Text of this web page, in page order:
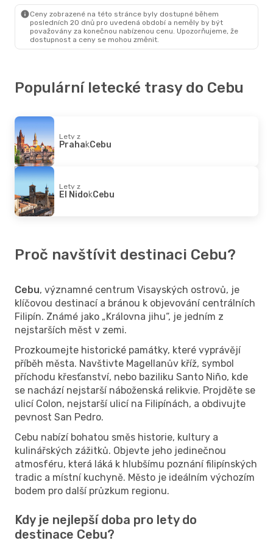
Ceny zobrazené na této stránce byly dostupné během
posledních 20 dnů pro uvedená období a neměly by být
považovány za konečnou nabízenou cenu. Upozorňujeme, že
dostupnost a ceny se mohou změnit.
Populární letecké trasy do Cebu
Lety z
PrahakCebu
Lety z
El NidokCebu
Proč navštívit destinaci Cebu?
Cebu, významné centrum Visayských ostrovů, je
klíčovou destinací a bránou k objevování centrálních
Filipín. Známé jako „Královna jihu“, je jedním z
nejstarších měst v zemi.
Prozkoumejte historické památky, které vyprávějí
příběh města. Navštivte Magellanův kříž, symbol
příchodu křesťanství, nebo baziliku Santo Niño, kde
se nachází nejstarší náboženská relikvie. Projděte se
ulicí Colon, nejstarší ulicí na Filipínách, a obdivujte
pevnost San Pedro.
Cebu nabízí bohatou směs historie, kultury a
kulinářských zážitků. Objevte jeho jedinečnou
atmosféru, která láká k hlubšímu poznání filipínských
tradic a místní kuchyně. Město je ideálním výchozím
bodem pro další průzkum regionu.
Kdy je nejlepší doba pro lety do
destinace Cebu?